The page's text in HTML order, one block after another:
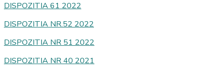
DISPOZITIA 61 2022
DISPOZITIA NR.52 2022
DISPOZITIA NR 51 2022
DISPOZITIA NR 40 2021